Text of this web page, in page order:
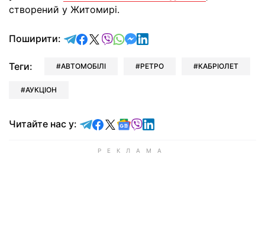
створений у Житомирі.
Поширити: відправити у Telegram
поділитись у Facebook
поділитись у X
відправити у Viber
відправити у Whatsapp
відправити у Messenger
відправити у LinkedIn
Теги: АВТОМОБІЛІ РЕТРО КАБРІОЛЕТ
АУКЦІОН
Читайте нас у: Читайте у Telegram
Читайте у Facebook
Читайте у X
Читайте у Google news
Читайте у Viber
Читайте у LinkedIn